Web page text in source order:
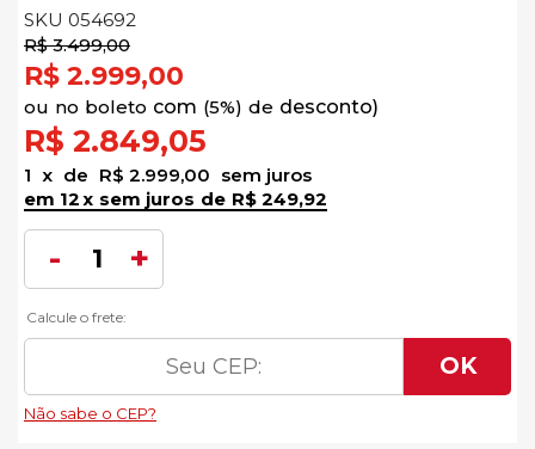
SKU 054692
R$ 3.499,00
R$ 2.999,00
1 x de R$ 2.999,00 sem juros
12x de R$ 249,92
sem juros
R$ 2.849,05
de
5%)
no boleto